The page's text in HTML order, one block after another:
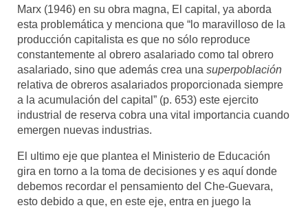
Marx (1946) en su obra magna, El capital, ya aborda
esta problemática y menciona que “lo maravilloso de la
producción capitalista es que no sólo reproduce
constantemente al obrero asalariado como tal obrero
asalariado, sino que además crea una superpoblación
relativa de obreros asalariados proporcionada siempre
a la acumulación del capital” (p. 653) este ejercito
industrial de reserva cobra una vital importancia cuando
emergen nuevas industrias.
El ultimo eje que plantea el Ministerio de Educación
gira en torno a la toma de decisiones y es aquí donde
debemos recordar el pensamiento del Che-Guevara,
esto debido a que, en este eje, entra en juego la